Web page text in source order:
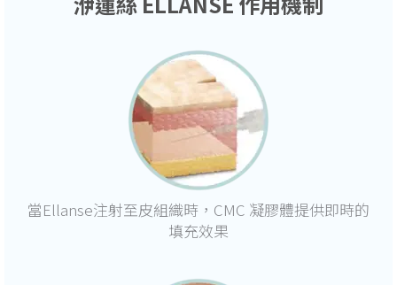
當Ellanse注射至皮組織時，CMC 凝膠體提供即時的
填充效果